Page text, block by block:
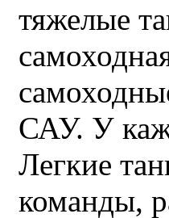
тяжелые
САУ. У
Легкие
команды,